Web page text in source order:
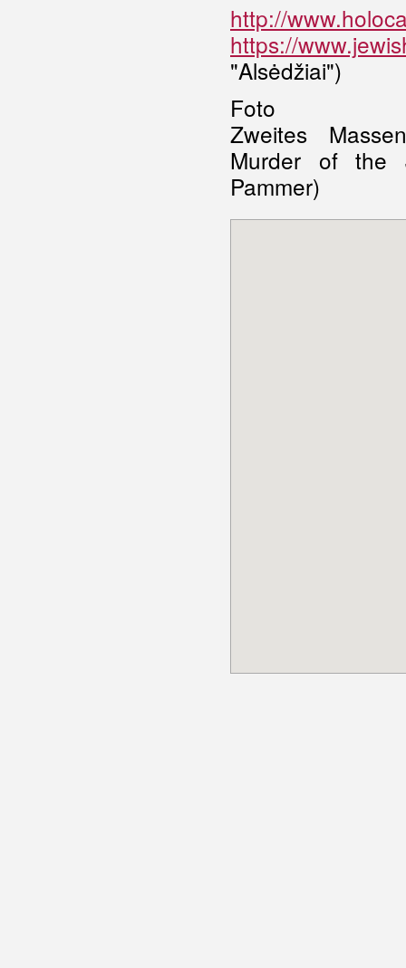
http://
https://
"Alsėdžiai")
Foto
Zweites
Murder of the
Pammer)